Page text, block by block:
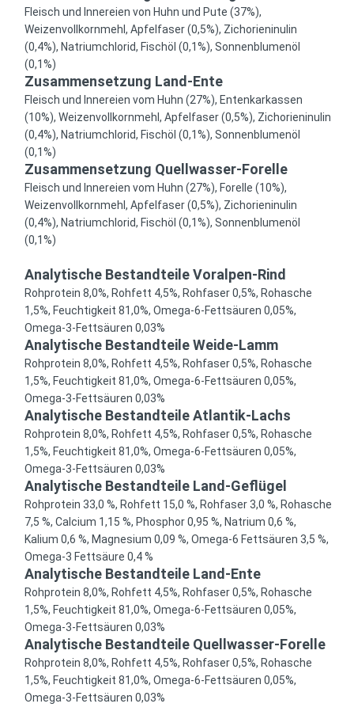
Fleisch und Innereien von Huhn und Pute (37%),
Weizenvollkornmehl, Apfelfaser (0,5%), Zichorieninulin
(0,4%), Natriumchlorid, Fischöl (0,1%), Sonnenblumenöl
(0,1%)
Zusammensetzung Land-Ente
Fleisch und Innereien vom Huhn (27%), Entenkarkassen
(10%), Weizenvollkornmehl, Apfelfaser (0,5%), Zichorieninulin
(0,4%), Natriumchlorid, Fischöl (0,1%), Sonnenblumenöl
(0,1%)
Zusammensetzung Quellwasser-Forelle
Fleisch und Innereien vom Huhn (27%), Forelle (10%),
Weizenvollkornmehl, Apfelfaser (0,5%), Zichorieninulin
(0,4%), Natriumchlorid, Fischöl (0,1%), Sonnenblumenöl
(0,1%)
Analytische Bestandteile Voralpen-Rind
Rohprotein 8,0%, Rohfett 4,5%, Rohfaser 0,5%, Rohasche
1,5%, Feuchtigkeit 81,0%, Omega-6-Fettsäuren 0,05%,
Omega-3-Fettsäuren 0,03%
Analytische Bestandteile Weide-Lamm
Rohprotein 8,0%, Rohfett 4,5%, Rohfaser 0,5%, Rohasche
1,5%, Feuchtigkeit 81,0%, Omega-6-Fettsäuren 0,05%,
Omega-3-Fettsäuren 0,03%
Analytische Bestandteile Atlantik-Lachs
Rohprotein 8,0%, Rohfett 4,5%, Rohfaser 0,5%, Rohasche
1,5%, Feuchtigkeit 81,0%, Omega-6-Fettsäuren 0,05%,
Omega-3-Fettsäuren 0,03%
Analytische Bestandteile Land-Geflügel
Rohprotein 33,0 %, Rohfett 15,0 %, Rohfaser 3,0 %, Rohasche
7,5 %, Calcium 1,15 %, Phosphor 0,95 %, Natrium 0,6 %,
Kalium 0,6 %, Magnesium 0,09 %, Omega-6 Fettsäuren 3,5 %,
Omega-3 Fettsäure 0,4 %
Analytische Bestandteile Land-Ente
Rohprotein 8,0%, Rohfett 4,5%, Rohfaser 0,5%, Rohasche
1,5%, Feuchtigkeit 81,0%, Omega-6-Fettsäuren 0,05%,
Omega-3-Fettsäuren 0,03%
Analytische Bestandteile Quellwasser-Forelle
Rohprotein 8,0%, Rohfett 4,5%, Rohfaser 0,5%, Rohasche
1,5%, Feuchtigkeit 81,0%, Omega-6-Fettsäuren 0,05%,
Omega-3-Fettsäuren 0,03%